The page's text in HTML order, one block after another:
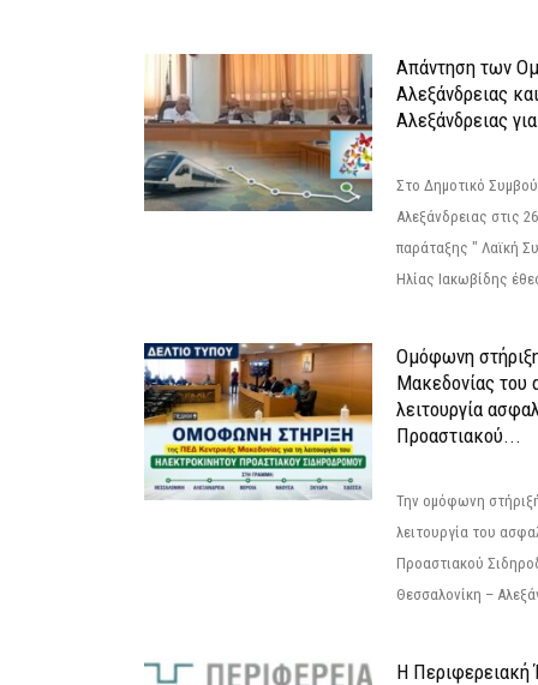
Απάντηση των
Αλεξάνδρειας
Αλεξάνδρειας
Στο Δημοτικό
Αλεξάνδρειας στις
παράταξης " Λαϊκή
Ηλίας Ιακωβίδης
Ομόφωνη
Μακεδονίας του
λειτουργία
Προαστιακού...
Την ομόφωνη
λειτουργία του
Προαστιακού
Θεσσαλονίκη –
Η